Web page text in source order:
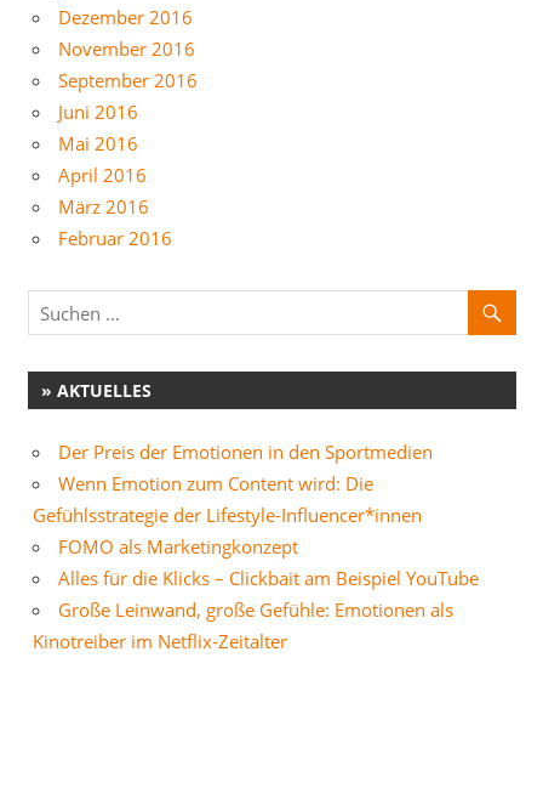
Dezember 2016
November 2016
September 2016
Juni 2016
Mai 2016
April 2016
März 2016
Februar 2016
» AKTUELLES
Der Preis der Emotionen in den Sportmedien
Wenn Emotion zum Content wird: Die
Gefühlsstrategie der Lifestyle-Influencer*innen
FOMO als Marketingkonzept
Alles für die Klicks – Clickbait am Beispiel YouTube
Große Leinwand, große Gefühle: Emotionen als
Kinotreiber im Netflix-Zeitalter